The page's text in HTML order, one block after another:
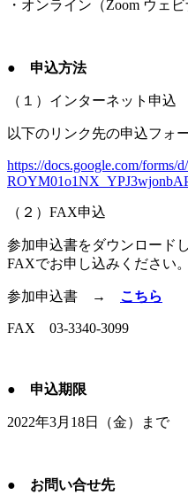
・オンライン（Zoom ウェビ
● 申込方法
（１）インターネット申込
以下のリンク先の申込フォ
https://docs.google.com/
（２）FAX申込
参加申込書をダウンロード
FAXでお申し込みください。
参加申込書 → こちら
FAX 03-3340-3099
● 申込期限
2022年3月18日（金）まで
● お問い合せ先